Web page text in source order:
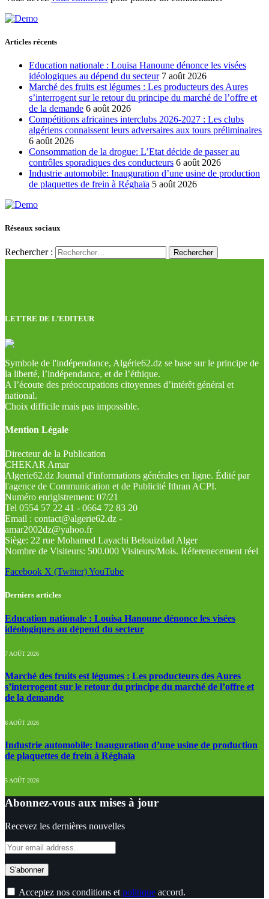
Articles récents
Education nationale : Louisa Hanoune dénonce les visées
idéologiques au dépend du secteur 7 août 2026
Marché des fruits est légumes : Les producteurs des Aures
s’interrogent sur le retour du principe du marché de l’offre et
de la demande 6 août 2026
Compétitions africaines interclubs 2026-2027 : Les clubs
algériens connaissent leurs adversaires aux tours préliminaires
6 août 2026
Consommation de la drogue: L’Etat décide de passer au
contrôles sporadiques des conducteurs 6 août 2026
Industrie automobile: Inauguration d’une usine de production
de plaquettes de frein à Réghaïa 5 août 2026
Réseaux sociaux
Rechercher :
LETTRE DE L’EDITEUR
Symbole de l'indépendance, Algérie62.dz se base sur le principe de
la liberté, l’indépendance, et de l’éthique.
A l’écoute des préoccupations citoyennes d’intérêt général et
national.
Choix difficile mais pas impossible.
Mention Légale
Directeur de la Publication
CHEKAR Amar
Algerie62.dz Journal d'informations générales en ligne. Édité par
l'agence de Communication et de Publicité Ithran ACPI.
Numéro enrigistrement: 07/21
Tel 0554 57 22 41 - 0664 72 83 20
Email : contact@algerie62.dz -
amar2002dz@yahoo.fr
Siège: 22 rue Mohamed Layachi Belouizdad Alger
Nombre de Visiteurs: 500.000 Visiteurs/Mois. Réferenecement réel
Facebook X (Twitter)YouTube
Derniers articles
Education nationale : Louisa Hanoune dénonce les visées
idéologiques au dépend du secteur
7 AOÛT 2026
Marché des fruits est légumes : Les producteurs des Aures
s’interrogent sur le retour du principe du marché de l’offre et
de la demande
6 AOÛT 2026
Industrie automobile: Inauguration d’une usine de production
de plaquettes de frein à Réghaïa
5 AOÛT 2026
Abonnez-vous aux mises à jour
Recevez les dernières nouvelles
Acceptez nos conditions et politique accord.